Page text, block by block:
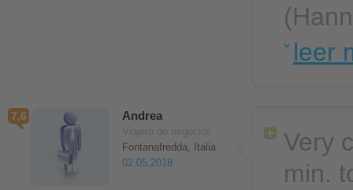
leer
7,6 Andrea
Fontanafredda, Italia
02.05.2018
Very
min.